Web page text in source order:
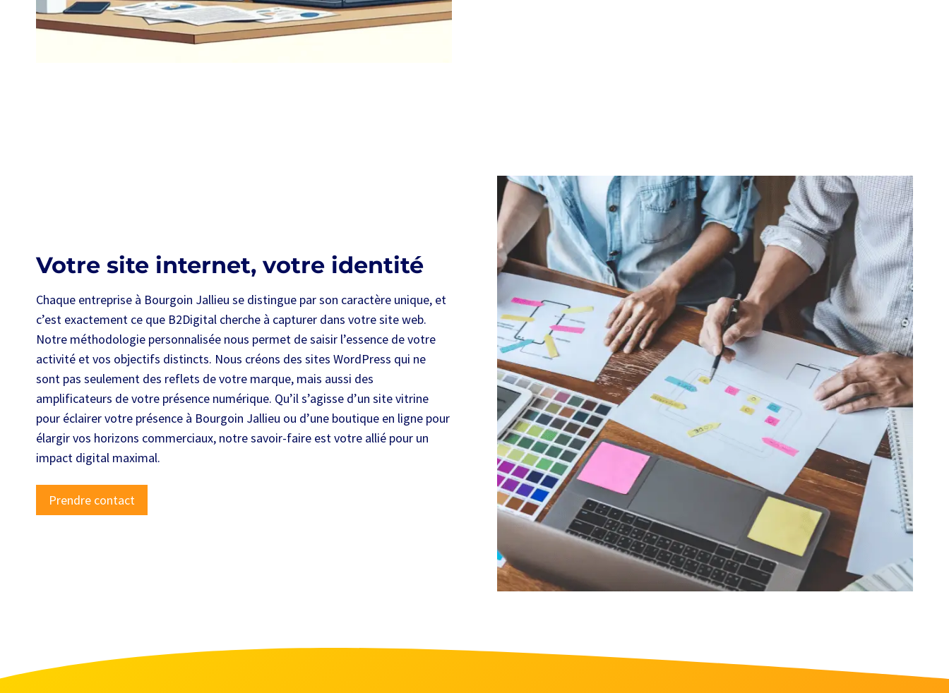
Votre site internet, votre identité
Chaque entreprise à Bourgoin Jallieu se distingue par son caractère unique, et
c’est exactement ce que B2Digital cherche à capturer dans votre site web.
Notre méthodologie personnalisée nous permet de saisir l’essence de votre
activité et vos objectifs distincts. Nous créons des sites WordPress qui ne
sont pas seulement des reflets de votre marque, mais aussi des
amplificateurs de votre présence numérique. Qu’il s’agisse d’un site vitrine
pour éclairer votre présence à Bourgoin Jallieu ou d’une boutique en ligne pour
élargir vos horizons commerciaux, notre savoir-faire est votre allié pour un
impact digital maximal.
Prendre contact